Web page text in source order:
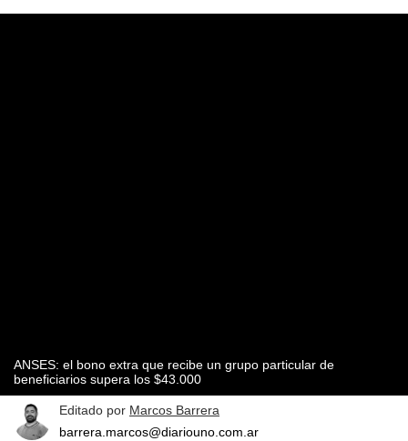
ANSES: el bono extra que recibe un grupo particular de
beneficiarios supera los $43.000
Editado por Marcos Barrera
barrera.marcos@diariouno.com.ar